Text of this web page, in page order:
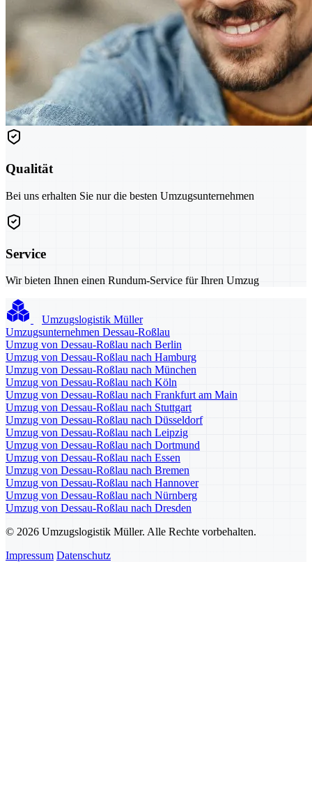
Qualität
Bei uns erhalten Sie nur die besten Umzugsunternehmen
Service
Wir bieten Ihnen einen Rundum-Service für Ihren Umzug
Umzugslogistik Müller
Umzugsunternehmen Dessau-Roßlau
Umzug von Dessau-Roßlau nach Berlin
Umzug von Dessau-Roßlau nach Hamburg
Umzug von Dessau-Roßlau nach München
Umzug von Dessau-Roßlau nach Köln
Umzug von Dessau-Roßlau nach Frankfurt am Main
Umzug von Dessau-Roßlau nach Stuttgart
Umzug von Dessau-Roßlau nach Düsseldorf
Umzug von Dessau-Roßlau nach Leipzig
Umzug von Dessau-Roßlau nach Dortmund
Umzug von Dessau-Roßlau nach Essen
Umzug von Dessau-Roßlau nach Bremen
Umzug von Dessau-Roßlau nach Hannover
Umzug von Dessau-Roßlau nach Nürnberg
Umzug von Dessau-Roßlau nach Dresden
© 2026 Umzugslogistik Müller. Alle Rechte vorbehalten.
Impressum Datenschutz